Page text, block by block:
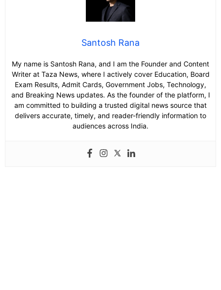
Santosh Rana
My name is Santosh Rana, and I am the Founder and Content
Writer at Taza News, where I actively cover Education, Board
Exam Results, Admit Cards, Government Jobs, Technology,
and Breaking News updates. As the founder of the platform, I
am committed to building a trusted digital news source that
delivers accurate, timely, and reader-friendly information to
audiences across India.